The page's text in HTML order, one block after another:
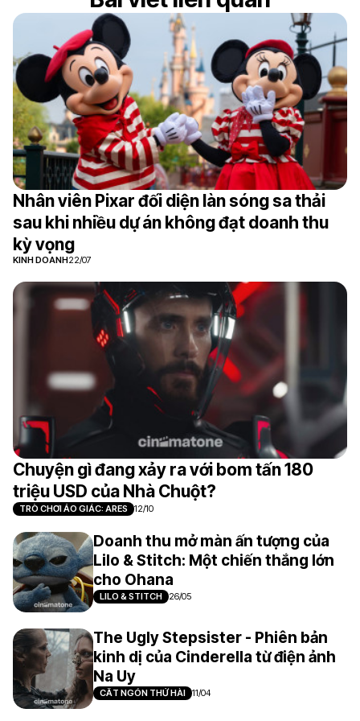
Nhân viên Pixar đối diện làn sóng sa thải
sau khi nhiều dự án không đạt doanh thu
kỳ vọng
KINH DOANH22/07
Chuyện gì đang xảy ra với bom tấn 180
triệu USD của Nhà Chuột?
TRÒ CHƠI ẢO GIÁC: ARES 12/10
Doanh thu mở màn ấn tượng của
Lilo & Stitch: Một chiến thắng lớn
cho Ohana
LILO & STITCH 26/05
The Ugly Stepsister - Phiên bản
kinh dị của Cinderella từ điện ảnh
Na Uy
CẮT NGÓN THỬ HÀI 11/04